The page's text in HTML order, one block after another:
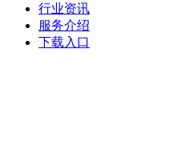
行业资讯
服务介绍
下载入口